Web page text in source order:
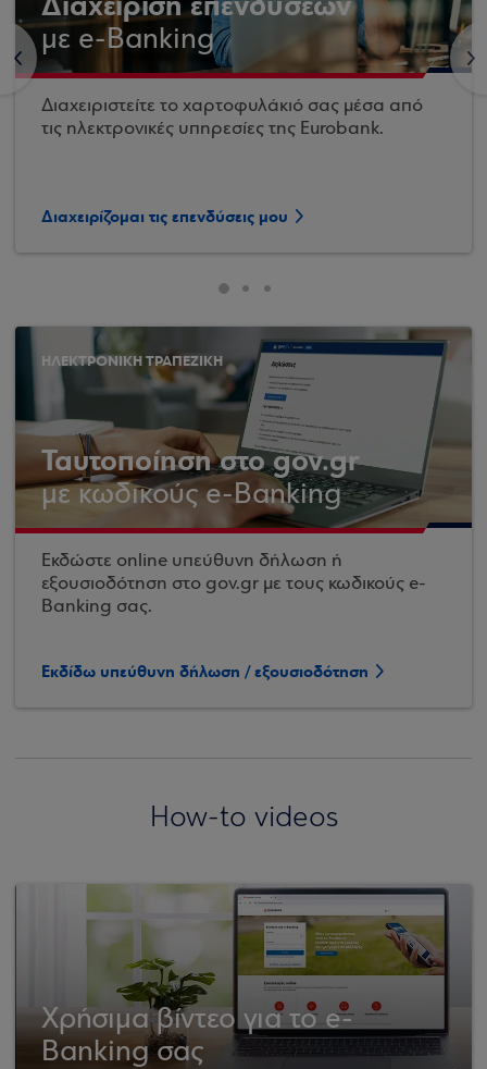
<
με e-Banking
Διαχειριστείτε το χαρτοφυλάκιό σας μέσα από
τις ηλεκτρονικές υπηρεσίες της Eurobank.
Διαχειρίζομαι τις επενδύσεις μου
>
ΗΛΕΚΤΡΟΝΙΚΗ ΤΡΑΠΕΖΙΚΗ
Ταυτοποίηση στο gov.gr
με κωδικούς e-Banking
Εκδώστε online υπεύθυνη δήλωση ή
εξουσιοδότηση στο gov.gr με τους κωδικούς e-
Banking σας.
Εκδίδω υπεύθυνη δήλωση / εξουσιοδότηση
How-to videos
Χρήσιμα βίντεο για το e-
Banking σας